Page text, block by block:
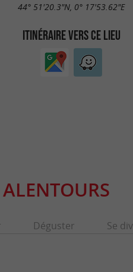
44° 51'20.3"N, 0° 17'53.62"E
ITINÉRAIRE VERS CE LIEU
Déguster Se